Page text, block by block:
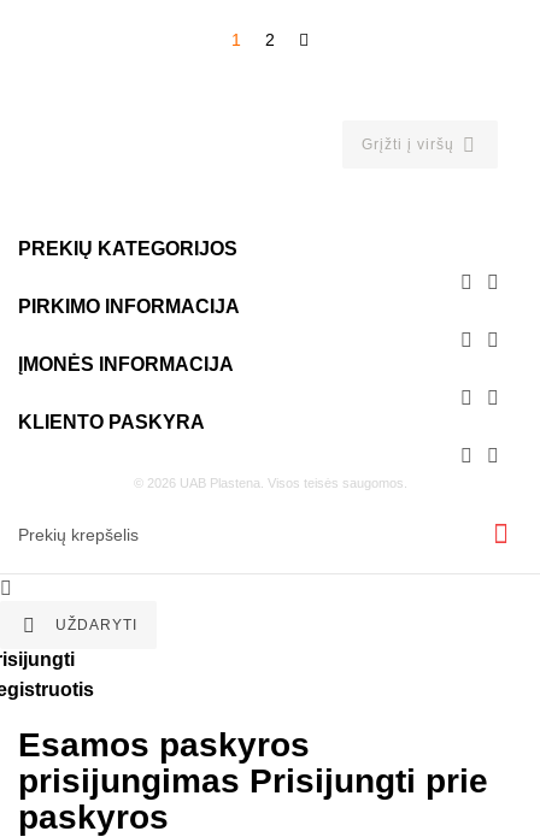
1 2
Grįžti į viršų 
PREKIŲ KATEGORIJOS


PIRKIMO INFORMACIJA


ĮMONĖS INFORMACIJA


KLIENTO PASKYRA


© 2026 UAB Plastena. Visos teisės saugomos.
Prekių krepšelis


UŽDARYTI
Esamos paskyros
prisijungimas Prisijungti prie
paskyros